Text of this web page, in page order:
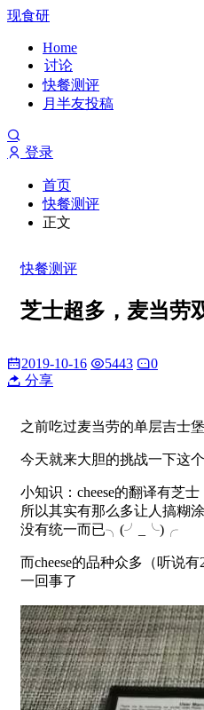
现食研
Home
讨论
快餐测评
月半友投稿
登录
首页
快餐测评
正文
快餐测评
芝士超多，麦当劳
2019-10-16 5443
0
分享
之前吃过麦当劳的单层吉士
今天就来大胆的挑战一下这
小知识：cheese的翻译有芝
所以其实有那么多让人搞糊
没有统一而已╮(╯_╰)╭
而cheese的品种众多（听说
一回事了